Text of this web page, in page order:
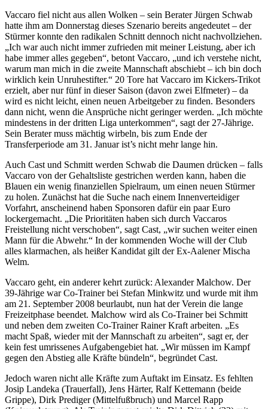
Vaccaro fiel nicht aus allen Wolken – sein Berater Jürgen Schwab
hatte ihm am Donnerstag dieses Szenario bereits angedeutet – der
Stürmer konnte den radikalen Schnitt dennoch nicht nachvollziehen.
„Ich war auch nicht immer zufrieden mit meiner Leistung, aber ich
habe immer alles gegeben“, betont Vaccaro, „und ich verstehe nicht,
warum man mich in die zweite Mannschaft abschiebt – ich bin doch
wirklich kein Unruhestifter.“ 20 Tore hat Vaccaro im Kickers-Trikot
erzielt, aber nur fünf in dieser Saison (davon zwei Elfmeter) – da
wird es nicht leicht, einen neuen Arbeitgeber zu finden. Besonders
dann nicht, wenn die Ansprüche nicht geringer werden. „Ich möchte
mindestens in der dritten Liga unterkommen“, sagt der 27-Jährige.
Sein Berater muss mächtig wirbeln, bis zum Ende der
Transferperiode am 31. Januar ist’s nicht mehr lange hin.
Auch Cast und Schmitt werden Schwab die Daumen drücken – falls
Vaccaro von der Gehaltsliste gestrichen werden kann, haben die
Blauen ein wenig finanziellen Spielraum, um einen neuen Stürmer
zu holen. Zunächst hat die Suche nach einem Innenverteidiger
Vorfahrt, anscheinend haben Sponsoren dafür ein paar Euro
lockergemacht. „Die Prioritäten haben sich durch Vaccaros
Freistellung nicht verschoben“, sagt Cast, „wir suchen weiter einen
Mann für die Abwehr.“ In der kommenden Woche will der Club
alles klarmachen, als heißer Kandidat gilt der Ex-Aalener Mischa
Welm.
Vaccaro geht, ein anderer kehrt zurück: Alexander Malchow. Der
39-Jährige war Co-Trainer bei Stefan Minkwitz und wurde mit ihm
am 21. September 2008 beurlaubt, nun hat der Verein die lange
Freizeitphase beendet. Malchow wird als Co-Trainer bei Schmitt
und neben dem zweiten Co-Trainer Rainer Kraft arbeiten. „Es
macht Spaß, wieder mit der Mannschaft zu arbeiten“, sagt er, der
kein fest umrissenes Aufgabengebiet hat. „Wir müssen im Kampf
gegen den Abstieg alle Kräfte bündeln“, begründet Cast.
Jedoch waren nicht alle Kräfte zum Auftakt im Einsatz. Es fehlten
Josip Landeka (Trauerfall), Jens Härter, Ralf Kettemann (beide
Grippe), Dirk Prediger (Mittelfußbruch) und Marcel Rapp